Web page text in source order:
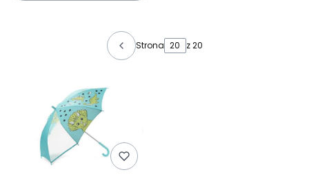
Strona z 20